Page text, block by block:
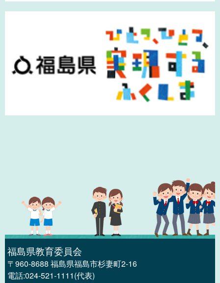
福島県教育委員会
〒960-8688 福島県福島市杉妻町2-16
電話:024-521-1111(代表)